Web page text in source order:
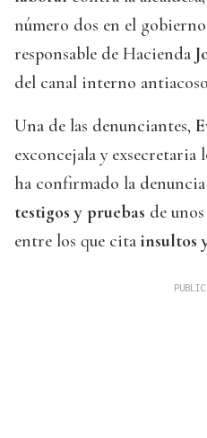
número dos en el
responsable de Hacienda
del canal interno
Una de las denunciantes,
exconcejala y exsecretaria
ha confirmado la
testigos y pruebas de
entre los que cita insultos